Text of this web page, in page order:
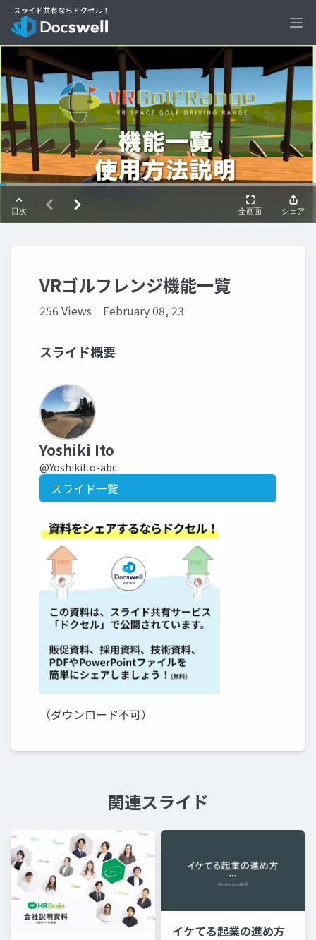
VRゴルフレンジ機能一覧
256 Views February 08, 23
スライド概要
Yoshiki Ito
@YoshikiIto-abc
スライド一覧
（ダウンロード不可）
関連スライド
イケてる起業の進め方